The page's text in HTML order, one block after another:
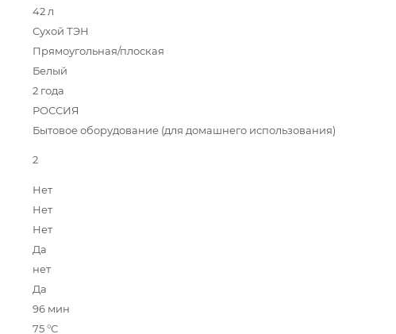
42 л
Сухой ТЭН
Прямоугольная/плоская
Белый
2 года
РОССИЯ
Бытовое оборудование (для домашнего использования)
2
Нет
Нет
Нет
Да
нет
Да
96 мин
75 °С